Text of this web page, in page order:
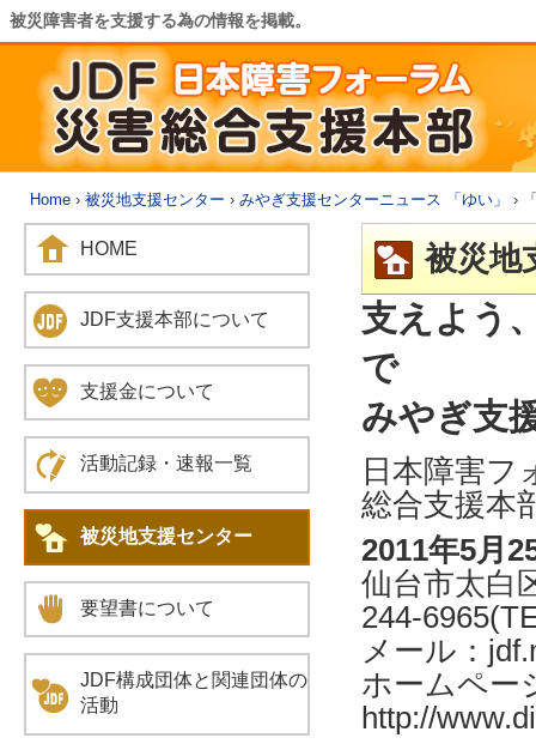
被災障害者を支援する為の情報を掲載。
Home › 被災地支援センター › みやぎ支援センターニュース 「ゆい」 ›
被災地
支えよう
で
みやぎ支
日本障害フ
総合支援本
2011年5月
仙台市太白
244-
メール：
ホームペー
http://
HOME
JDF支援本部について
支援金について
活動記録・速報一覧
被災地支援センター
要望書について
JDF構成団体と関連団体の
活動